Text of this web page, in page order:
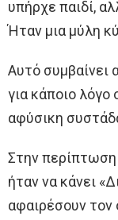
υπήρχε παιδί,
Ήταν μια μύλη
Αυτό συμβαίνει
για κάποιο
αφύσικη
Στην περίπτωση
ήταν να κάνει
αφαιρέσουν τον